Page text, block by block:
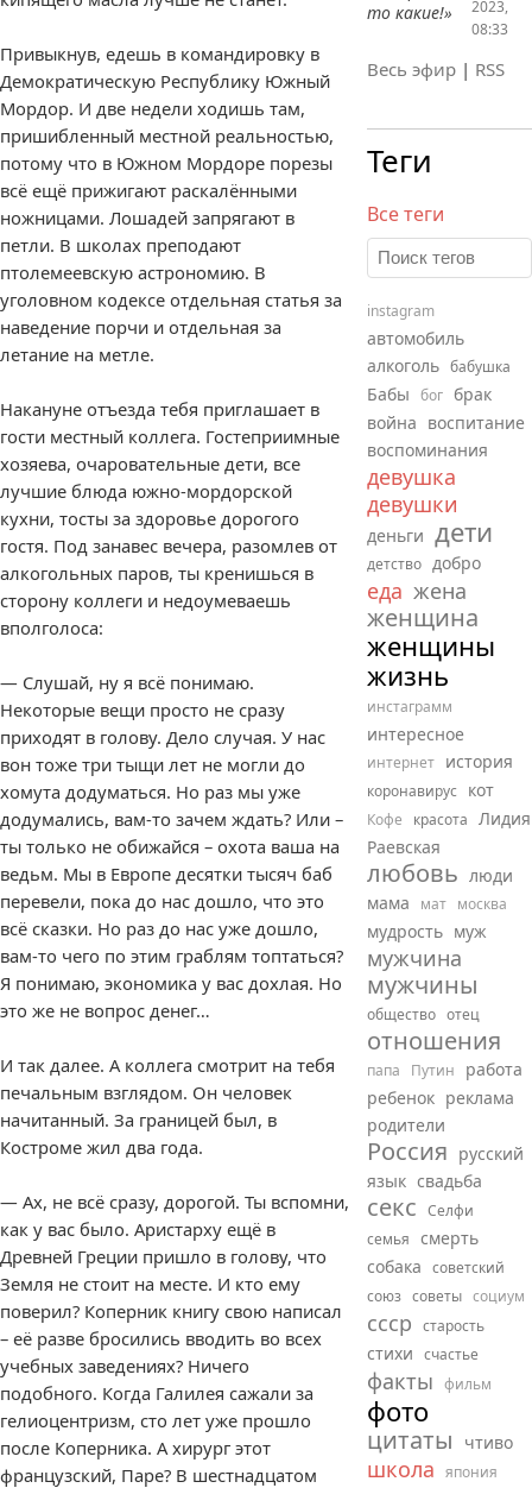
Привыкнув, едешь в командировку в
Демократическую Республику Южный
Мордор. И две недели ходишь там,
пришибленный местной реальностью,
потому что в Южном Мордоре порезы
всё ещё прижигают раскалёнными
ножницами. Лошадей запрягают в
петли. В школах преподают
птолемеевскую астрономию. В
уголовном кодексе отдельная статья за
наведение порчи и отдельная за
летание на метле.
Накануне отъезда тебя приглашает в
гости местный коллега. Гостеприимные
хозяева, очаровательные дети, все
лучшие блюда южно-мордорской
кухни, тосты за здоровье дорогого
гостя. Под занавес вечера, разомлев от
алкогольных паров, ты кренишься в
сторону коллеги и недоумеваешь
вполголоса:
— Слушай, ну я всё понимаю.
Некоторые вещи просто не сразу
приходят в голову. Дело случая. У нас
вон тоже три тыщи лет не могли до
хомута додуматься. Но раз мы уже
додумались, вам-то зачем ждать? Или –
ты только не обижайся – охота ваша на
ведьм. Мы в Европе десятки тысяч баб
перевели, пока до нас дошло, что это
всё сказки. Но раз до нас уже дошло,
вам-то чего по этим граблям топтаться?
Я понимаю, экономика у вас дохлая. Но
это же не вопрос денег…
И так далее. А коллега смотрит на тебя
печальным взглядом. Он человек
начитанный. За границей был, в
Костроме жил два года.
— Ах, не всё сразу, дорогой. Ты вспомни,
как у вас было. Аристарху ещё в
Древней Греции пришло в голову, что
Земля не стоит на месте. И кто ему
поверил? Коперник книгу свою написал
– её разве бросились вводить во всех
учебных заведениях? Ничего
подобного. Когда Галилея сажали за
гелиоцентризм, сто лет уже прошло
после Коперника. А хирург этот
французский, Паре? В шестнадцатом
то какие!»
2023,
08:33
Весь эфир | RSS
Теги
Все теги
instagram
автомобиль
алкоголь бабушка
Бабы бог брак
война воспитание
воспоминания
девушка
девушки
деньги дети
детство добро
еда жена
женщина
женщины
жизнь
инстаграмм
интересное
интернет история
коронавирус кот
Кофе красота Лидия
Раевская
любовь люди
мама
мат москва
мудрость муж
мужчина
мужчины
общество отец
отношения
папа Путин
работа
ребенок реклама
родители
Россия русский
язык свадьба
секс Селфи
семья смерть
собака советский
союз советы социум
ссср старость
стихи счастье
факты фильм
фото
цитаты чтиво
школа япония